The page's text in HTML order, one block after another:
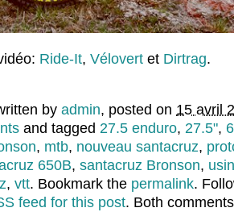
Ride-It, Vélovert et Dirtrag.
by admin, posted on 15 avril
and tagged 27.5 enduro, 27.5",
, mtb, nouveau santacruz,
650B, santacruz Bronson,
, vtt. Bookmark the permalink.
feed for this post. Both